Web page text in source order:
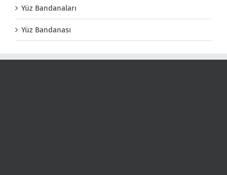
Yüz Bandanaları
Yüz Bandanası